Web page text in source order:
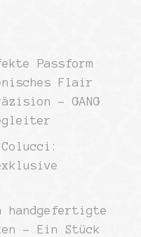
Passform
Flair
– GANG
handgefertigte
– Ein Stück